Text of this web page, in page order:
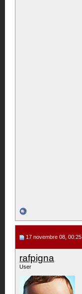
17 novembre 08, 00:25
rafpigna
User